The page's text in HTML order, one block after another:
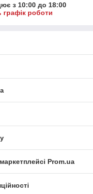
з 10:00 до 18:00
графік роботи
Prom.ua